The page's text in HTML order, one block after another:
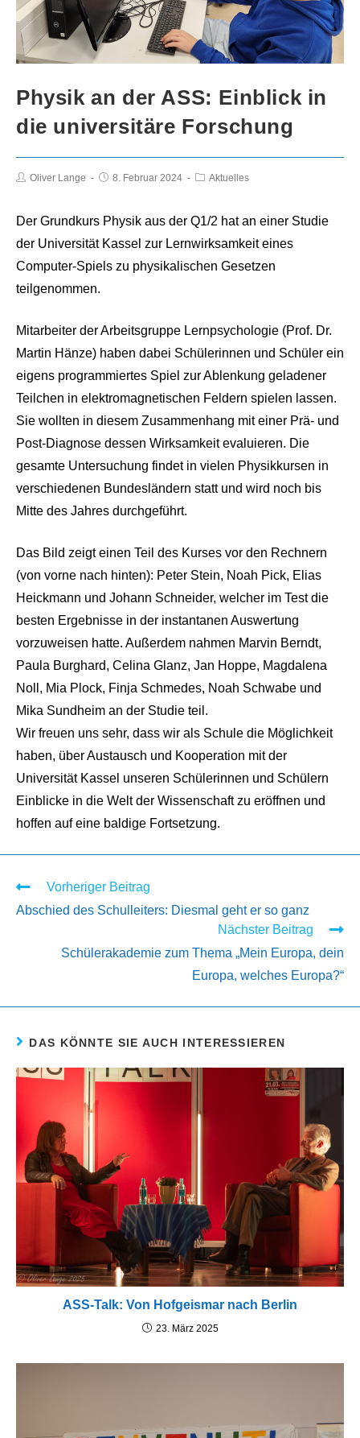
Physik an der ASS: Einblick in
die universitäre Forschung
Beitrags-
Oliver Lange
Beitrag8. Februar 2024
Beitrags-
Aktuelles
Der Grundkurs Physik aus der Q1/2 hat an einer Studie
der Universität Kassel zur Lernwirksamkeit eines
Computer-Spiels zu physikalischen Gesetzen
teilgenommen.
Mitarbeiter der Arbeitsgruppe Lernpsychologie (Prof. Dr.
Martin Hänze) haben dabei Schülerinnen und Schüler ein
eigens programmiertes Spiel zur Ablenkung geladener
Teilchen in elektromagnetischen Feldern spielen lassen.
Sie wollten in diesem Zusammenhang mit einer Prä- und
Post-Diagnose dessen Wirksamkeit evaluieren. Die
gesamte Untersuchung findet in vielen Physikkursen in
verschiedenen Bundesländern statt und wird noch bis
Mitte des Jahres durchgeführt.
Das Bild zeigt einen Teil des Kurses vor den Rechnern
(von vorne nach hinten): Peter Stein, Noah Pick, Elias
Heickmann und Johann Schneider, welcher im Test die
besten Ergebnisse in der instantanen Auswertung
vorzuweisen hatte. Außerdem nahmen Marvin Berndt,
Paula Burghard, Celina Glanz, Jan Hoppe, Magdalena
Noll, Mia Plock, Finja Schmedes, Noah Schwabe und
Mika Sundheim an der Studie teil.
Wir freuen uns sehr, dass wir als Schule die Möglichkeit
haben, über Austausch und Kooperation mit der
Universität Kassel unseren Schülerinnen und Schülern
Einblicke in die Welt der Wissenschaft zu eröffnen und
hoffen auf eine baldige Fortsetzung.
Read
more
Vorheriger Beitrag
Abschied des Schulleiters: Diesmal geht er so ganz
Nächster Beitrag
Schülerakademie zum Thema „Mein Europa, dein
Europa, welches Europa?“
DAS KÖNNTE SIE AUCH INTERESSIEREN
ASS-Talk: Von Hofgeismar nach Berlin
23. März 2025